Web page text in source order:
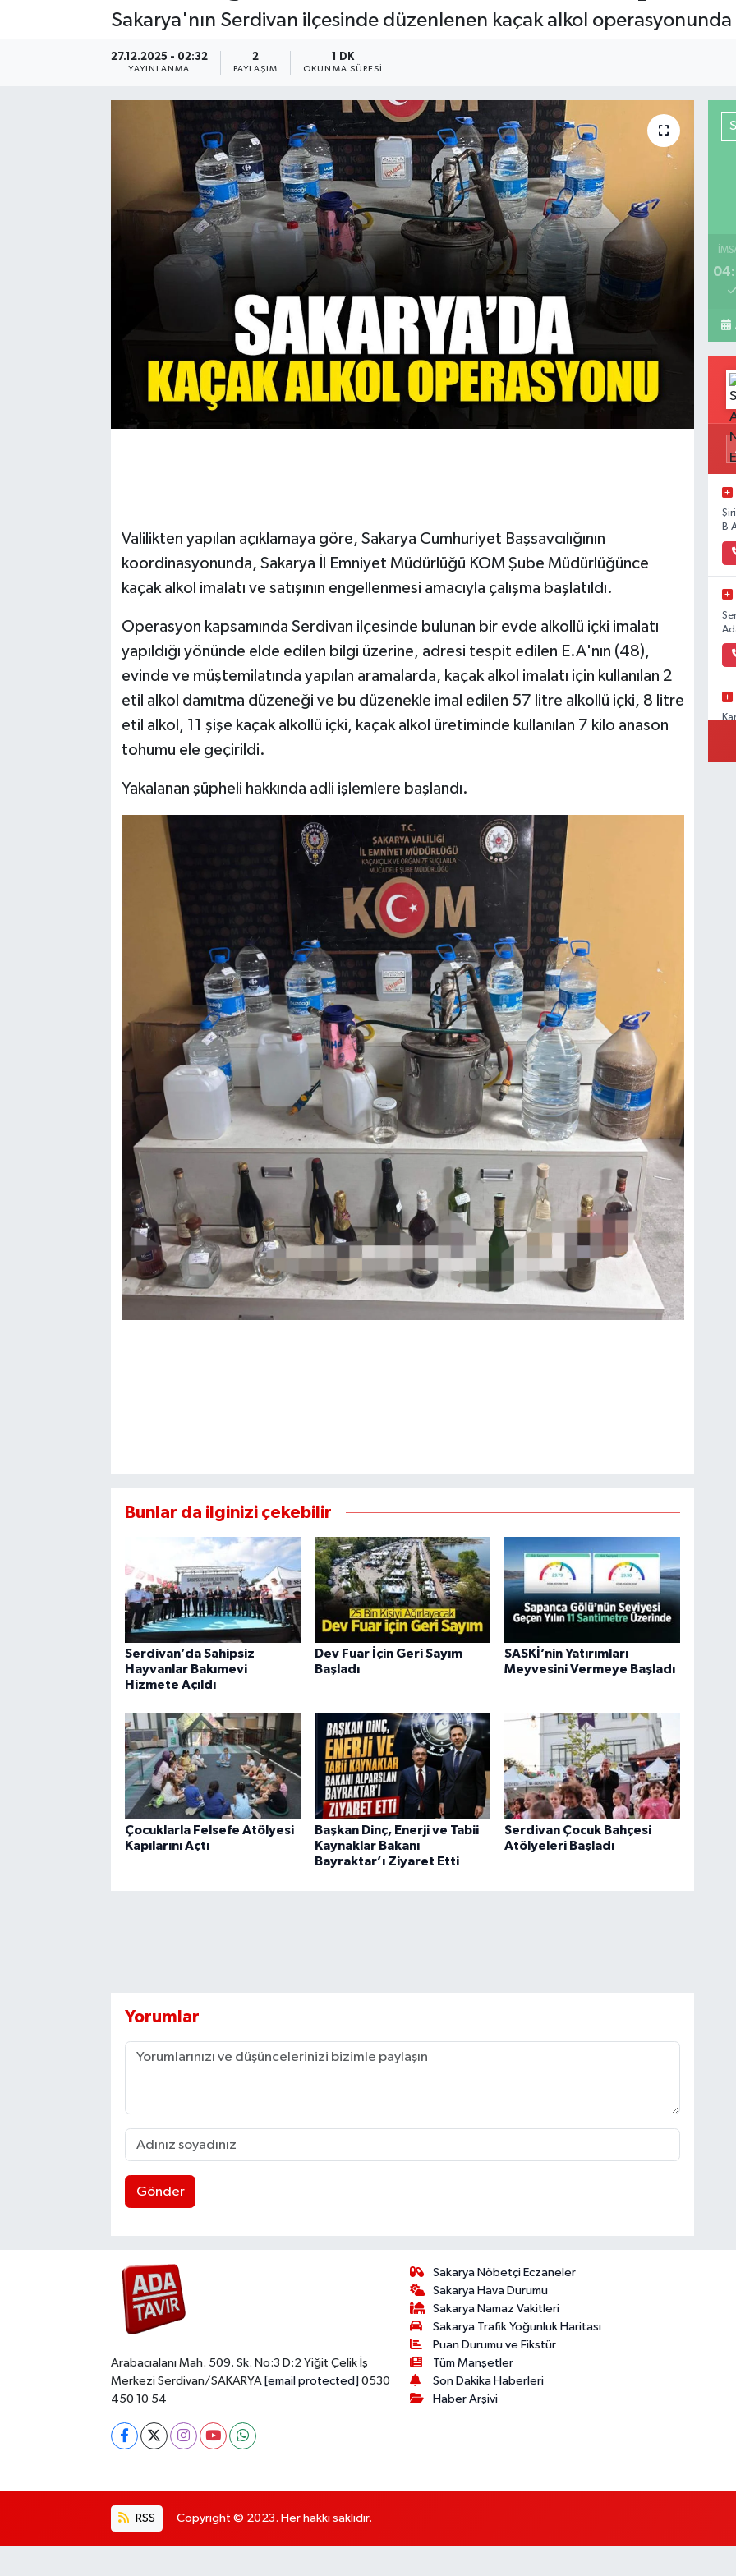
Sakarya'nın Serdivan ilçesinde düzenlenen kaçak alkol operasyonunda
27.12.2025 - 02:32
YAYINLANMA
2
PAYLAŞIM
1 DK
OKUNMA SÜRESI
Valilikten yapılan açıklamaya göre, Sakarya Cumhuriyet Başsavcılığının
koordinasyonunda, Sakarya İl Emniyet Müdürlüğü KOM Şube Müdürlüğünce
kaçak alkol imalatı ve satışının engellenmesi amacıyla çalışma başlatıldı.
Operasyon kapsamında Serdivan ilçesinde bulunan bir evde alkollü içki imalatı
yapıldığı yönünde elde edilen bilgi üzerine, adresi tespit edilen E.A'nın (48),
evinde ve müştemilatında yapılan aramalarda, kaçak alkol imalatı için kullanılan 2
etil alkol damıtma düzeneği ve bu düzenekle imal edilen 57 litre alkollü içki, 8 litre
etil alkol, 11 şişe kaçak alkollü içki, kaçak alkol üretiminde kullanılan 7 kilo anason
tohumu ele geçirildi.
Yakalanan şüpheli hakkında adli işlemlere başlandı.
Bunlar da ilginizi çekebilir
Serdivan’da Sahipsiz
Hayvanlar Bakımevi
Hizmete Açıldı
Dev Fuar İçin Geri Sayım
Başladı
SASKİ’nin Yatırımları
Meyvesini Vermeye Başladı
Çocuklarla Felsefe Atölyesi
Kapılarını Açtı
Başkan Dinç, Enerji ve Tabii
Kaynaklar Bakanı
Bayraktar’ı Ziyaret Etti
Serdivan Çocuk Bahçesi
Atölyeleri Başladı
Yorumlar
Gönder
B
Arabacıalanı Mah. 509. Sk. No:3 D:2 Yiğit Çelik İş
Merkezi Serdivan/SAKARYA [email protected] 0530
450 10 54
Sakarya Nöbetçi Eczaneler
Sakarya Hava Durumu
Sakarya Namaz Vakitleri
Sakarya Trafik Yoğunluk Haritası
Puan Durumu ve Fikstür
Tüm Manşetler
Son Dakika Haberleri
Haber Arşivi
RSS Copyright © 2023. Her hakkı saklıdır.